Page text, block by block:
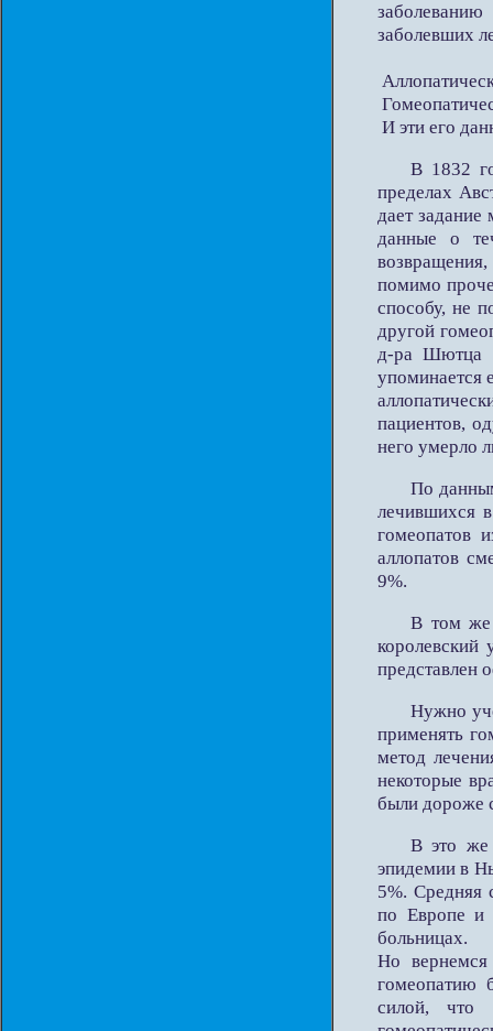
заболевших
И эти его
В 1832
пределах
дает задание
данные о
помимо
способу, не
другой
д-ра Шютца
упоминается
пациентов,
него умерло
По
лечившихся
гомеопатов
аллопатов
9%.
В том же
представлен
Нужно
применять
метод
некоторые
были дороже
В это же
эпидемии в
5%. Средняя
по Европе и
больницах.
Но
гомеопатию
силой, что